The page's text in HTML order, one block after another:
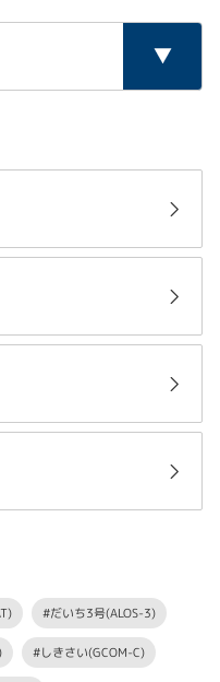
#だいち3号(ALOS-3)
#しきさい(GCOM-C)